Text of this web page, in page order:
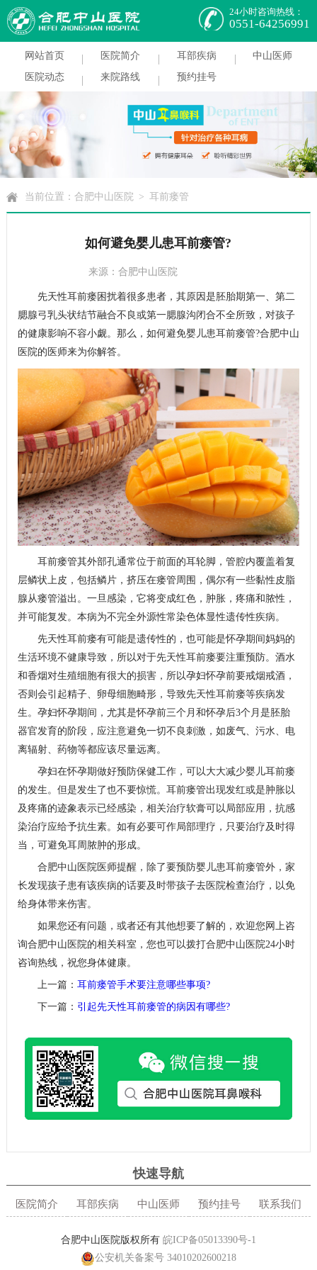
24小时咨询热线：
0551-64256991
网站首页 医院简介 耳部疾病
中山医师
医院动态
来院路线 预约挂号
当前位置： 合肥中山医院 > 耳前瘘管
如何避免婴儿患耳前瘘管?
来源：合肥中山医院
在线咨询
| 预约挂号
先天性耳前瘘困扰着很多患者，其原因是胚胎期第一、第二
腮腺弓乳头状结节融合不良或第一腮腺沟闭合不全所致，对孩子
的健康影响不容小觑。那么，如何避免婴儿患耳前瘘管?合肥中山
医院的医师来为你解答。
耳前瘘管其外部孔通常位于前面的耳轮脚，管腔内覆盖着复
层鳞状上皮，包括鳞片，挤压在瘘管周围，偶尔有一些黏性皮脂
腺从瘘管溢出。一旦感染，它将变成红色，肿胀，疼痛和脓性，
并可能复发。本病为不完全外源性常染色体显性遗传性疾病。
先天性耳前瘘有可能是遗传性的，也可能是怀孕期间妈妈的
生活环境不健康导致，所以对于先天性耳前瘘要注重预防。酒水
和香烟对生殖细胞有很大的损害，所以孕妇怀孕前要戒烟戒酒，
否则会引起精子、卵母细胞畸形，导致先天性耳前瘘等疾病发
生。孕妇怀孕期间，尤其是怀孕前三个月和怀孕后3个月是胚胎
器官发育的阶段，应注意避免一切不良刺激，如废气、污水、电
离辐射、药物等都应该尽量远离。
孕妇在怀孕期做好预防保健工作，可以大大减少婴儿耳前瘘
的发生。但是发生了也不要惊慌。耳前瘘管出现发红或是肿胀以
及疼痛的迹象表示已经感染，相关治疗软膏可以局部应用，抗感
染治疗应给予抗生素。如有必要可作局部理疗，只要治疗及时得
当，可避免耳周脓肿的形成。
合肥中山医院医师提醒，除了要预防婴儿患耳前瘘管外，家
长发现孩子患有该疾病的话要及时带孩子去医院检查治疗，以免
给身体带来伤害。
如果您还有问题，或者还有其他想要了解的，欢迎您网上咨
询合肥中山医院的相关科室，您也可以拨打合肥中山医院24小时
咨询热线，祝您身体健康。
上一篇： 耳前瘘管手术要注意哪些事项?
下一篇： 引起先天性耳前瘘管的病因有哪些?
快速导航
医院简介 耳部疾病 中山医师 预约挂号 联系我们
合肥中山医院版权所有 皖ICP备05013390号-1
公安机关备案号 34010202600218